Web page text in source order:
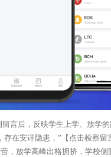
留言后，反映学生上学、放学
存在安详隐患，”【点击检察留
，放学高峰出格拥挤，学校侧